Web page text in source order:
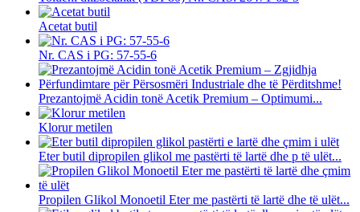
Acetat butil
Nr. CAS i PG: 57-55-6
Prezantojmë Acidin tonë Acetik Premium – Optimumi...
Klorur metilen
Eter butil dipropilen glikol me pastërti të lartë dhe p të ulët...
Propilen Glikol Monoetil Eter me pastërti të lartë dhe të ulët...